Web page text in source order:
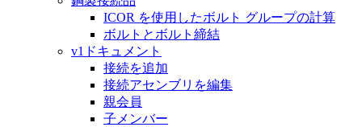
ICOR を使用したボルト グループの計算
ボルトとボルト締結
v1ドキュメント
接続を追加
接続アセンブリを編集
親会員
子メンバー